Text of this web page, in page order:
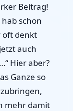
Beitrag!
schon
oft denkt
auch
Hier aber?
Ganze so
mehr damit